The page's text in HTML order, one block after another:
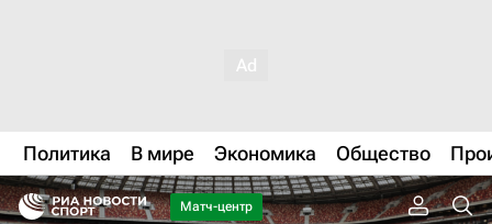
Политика В мире Экономика Общество
Матч-центр